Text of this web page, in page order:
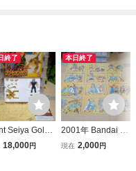
終了
Seiya Gold
- Scorpion M
18,000円
本日終了
2001年 Bandai Sa
int Seiya Complet
現在 2,000円